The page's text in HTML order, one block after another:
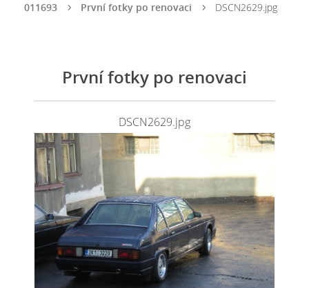
011693
První fotky po renovaci DSCN2629.jpg
První fotky po renovaci
DSCN2629.jpg